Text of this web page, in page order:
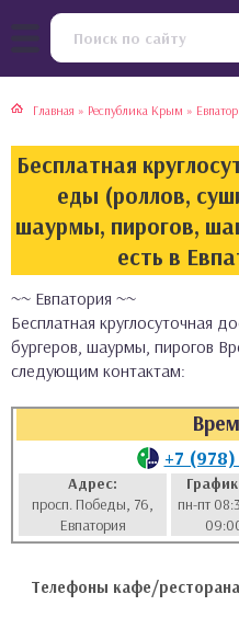
Главная » Республика Крым »
Бесплатная
еды (роллов,
шаурмы, пирогов,
есть в
~~ Евпатория ~~
Бесплатная круглосуточная
бургеров, шаурмы, пирогов
следующим контактам:
+7
Адрес:
просп. Победы, 76,
Евпатория
пн-пт
Телефоны кафе/
кухня
кухня
кухня
кухня
булочки